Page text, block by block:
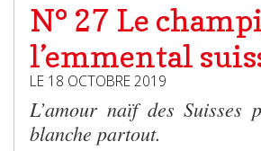
N° 27 Le
l’emmental
LE 18 OCTOBRE 2019
L’amour naïf des
blanche partout.